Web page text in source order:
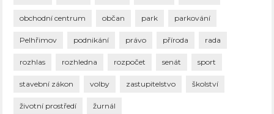
obchodní centrum občan park parkování
Pelhřimov podnikání právo příroda rada
rozhlas rozhledna rozpočet senát sport
stavební zákon volby zastupitelstvo školství
životní prostředí žurnál